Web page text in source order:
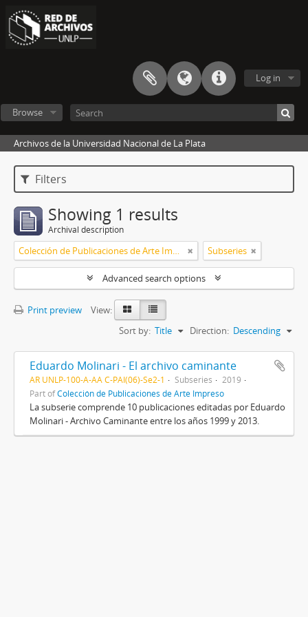
Log in
Browse
Archivos de la Universidad Nacional de La Plata
Filters
Showing 1 results
Archival description
Colección de Publicaciones de Arte Impreso Subseries
Advanced search options
Print preview
View:
Sort by: Title Direction: Descending
Eduardo Molinari - El archivo caminante
AR UNLP-100-A-AA C-PAI(06)-Se2-1 Subseries
2019
Part ofColección de Publicaciones de Arte Impreso
La subserie comprende 10 publicaciones editadas por Eduardo
Molinari - Archivo Caminante entre los años 1999 y 2013.